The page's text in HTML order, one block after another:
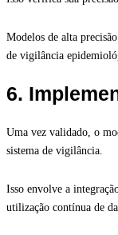
Modelos de alta
de vigilância
6.
Uma vez validado, o
sistema de vigilância.
Isso envolve a
utilização contínua de